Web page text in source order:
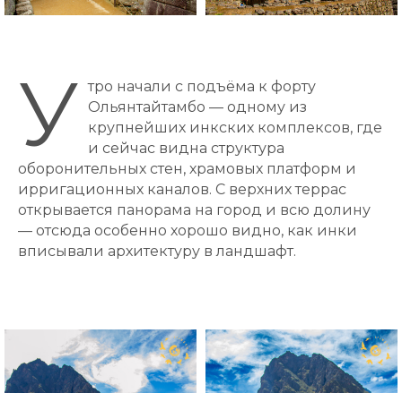
У тро начали с подъёма к форту
Ольянтайтамбо — одному из
крупнейших инкских комплексов, где
и сейчас видна структура
оборонительных стен, храмовых платформ и
ирригационных каналов. С верхних террас
открывается панорама на город и всю долину
— отсюда особенно хорошо видно, как инки
вписывали архитектуру в ландшафт.